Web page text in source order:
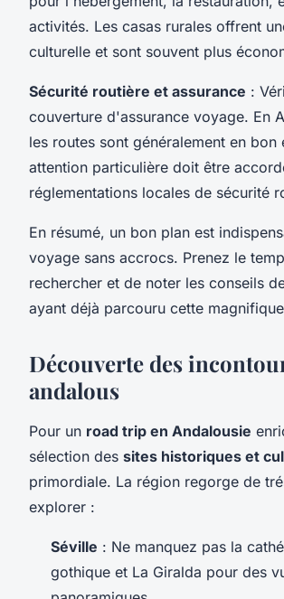
activités. Les casas rurales offrent
culturelle et sont souvent plus
Sécurité routière et assurance :
couverture d'assurance voyage. En
les routes sont généralement en bon
attention particulière doit être
réglementations locales de sécurité
En résumé, un bon plan est
voyage sans accrocs. Prenez le
rechercher et de noter les conseils
ayant déjà parcouru cette
Découverte des
andalous
Pour un road trip en Andalousie
sélection des sites historiques et
primordiale. La région regorge de
explorer :
Séville : Ne manquez pas la
gothique et La Giralda pour des